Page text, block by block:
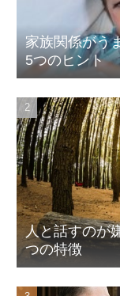
家族関係がう
5つのヒント
人と話すのが
つの特徴